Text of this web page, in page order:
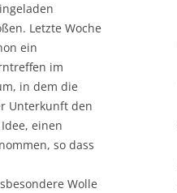
Letzte Woche
ein
im
in dem die
Unterkunft den
einen
so dass
Wolle